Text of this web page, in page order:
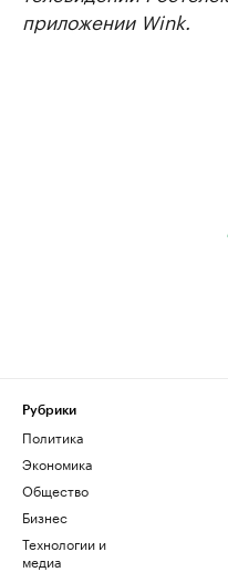
приложении Wink.
Рубрики
Политика
Экономика
Общество
Бизнес
Технологии и
медиа